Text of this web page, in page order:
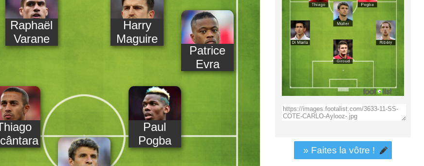
Raphaël
Varane
Harry
Maguire
Patrice
Evra
Paul
Pogba
» Faites la vôtre !